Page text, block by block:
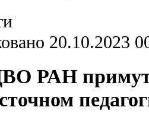
20.10.2023
РАН примут